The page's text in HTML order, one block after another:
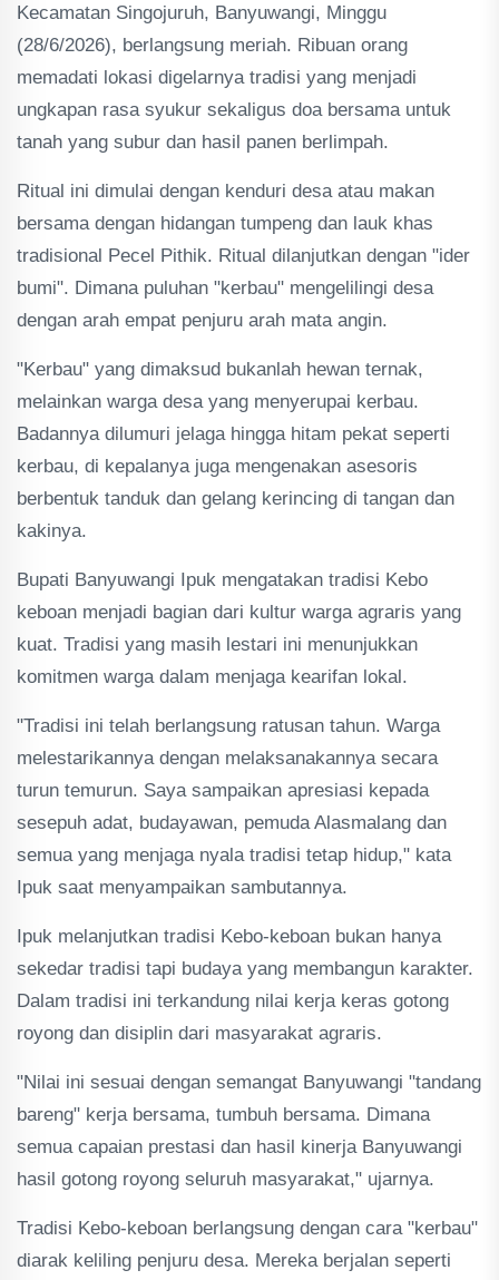
Kecamatan Singojuruh, Banyuwangi, Minggu
(28/6/2026), berlangsung meriah. Ribuan orang
memadati lokasi digelarnya tradisi yang menjadi
ungkapan rasa syukur sekaligus doa bersama untuk
tanah yang subur dan hasil panen berlimpah.
Ritual ini dimulai dengan kenduri desa atau makan
bersama dengan hidangan tumpeng dan lauk khas
tradisional Pecel Pithik. Ritual dilanjutkan dengan "ider
bumi". Dimana puluhan "kerbau" mengelilingi desa
dengan arah empat penjuru arah mata angin.
"Kerbau" yang dimaksud bukanlah hewan ternak,
melainkan warga desa yang menyerupai kerbau.
Badannya dilumuri jelaga hingga hitam pekat seperti
kerbau, di kepalanya juga mengenakan asesoris
berbentuk tanduk dan gelang kerincing di tangan dan
kakinya.
Bupati Banyuwangi Ipuk mengatakan tradisi Kebo
keboan menjadi bagian dari kultur warga agraris yang
kuat. Tradisi yang masih lestari ini menunjukkan
komitmen warga dalam menjaga kearifan lokal.
"Tradisi ini telah berlangsung ratusan tahun. Warga
melestarikannya dengan melaksanakannya secara
turun temurun. Saya sampaikan apresiasi kepada
sesepuh adat, budayawan, pemuda Alasmalang dan
semua yang menjaga nyala tradisi tetap hidup," kata
Ipuk saat menyampaikan sambutannya.
Ipuk melanjutkan tradisi Kebo-keboan bukan hanya
sekedar tradisi tapi budaya yang membangun karakter.
Dalam tradisi ini terkandung nilai kerja keras gotong
royong dan disiplin dari masyarakat agraris.
"Nilai ini sesuai dengan semangat Banyuwangi "tandang
bareng" kerja bersama, tumbuh bersama. Dimana
semua capaian prestasi dan hasil kinerja Banyuwangi
hasil gotong royong seluruh masyarakat," ujarnya.
Tradisi Kebo-keboan berlangsung dengan cara "kerbau"
diarak keliling penjuru desa. Mereka berjalan seperti